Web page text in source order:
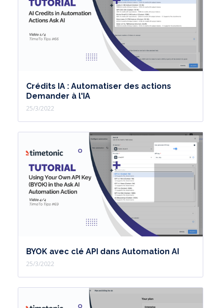
Crédits IA : Automatiser des actions
Demander à l'IA
25/3/2022
BYOK avec clé API dans Automation AI
25/3/2022